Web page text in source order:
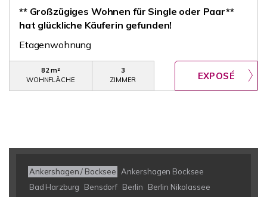
** Großzügiges Wohnen für Single oder Paar**
hat glückliche Käuferin gefunden!
Etagenwohnung
82 m²
WOHNFLÄCHE
3
ZIMMER
Ankershagen / Bocksee
Ankershagen Bocksee
Bad Harzburg
Bensdorf Berlin
Berlin Nikolassee